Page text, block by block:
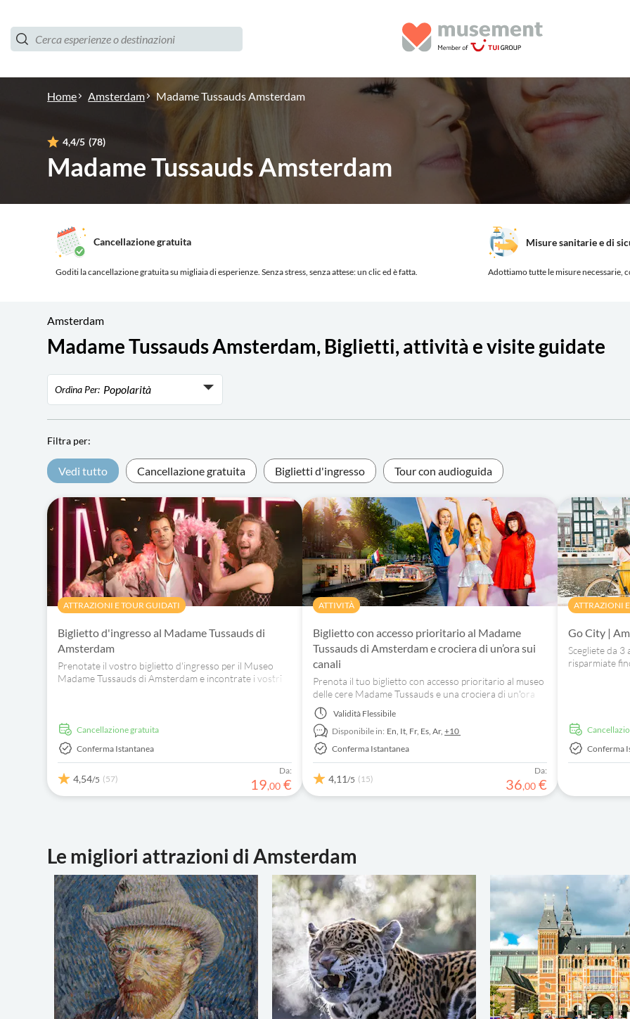
Home Amsterdam Madame Tussauds Amsterdam
4,4/5 (78)
Madame Tussauds Amsterdam
Cancellazione gratuita
Goditi la cancellazione gratuita su migliaia di esperienze. Senza stress, senza attese: un clic ed è fatta.
Misure sanitarie e di
Adottiamo tutte le misure necessarie,
Amsterdam
Madame Tussauds Amsterdam, Biglietti, attività e visite guidate
Ordina Per: Popolarità
Prezzo più basso
Prezzo più alto
Filtra per:
Vedi tutto Cancellazione gratuita Biglietti d'ingresso Tour con audioguida
ATTRAZIONI E TOUR GUIDATI
Biglietto d'ingresso al Madame Tussauds di
Amsterdam
Prenotate il vostro biglietto d'ingresso per il Museo
Madame Tussauds di Amsterdam e incontrate i vostri
Cancellazione gratuita
Conferma Istantanea
4,54/5 (57)
Da:
19,00 €
ATTIVITÀ
Biglietto con accesso prioritario al Madame
Tussauds di Amsterdam e crociera di un’ora sui
canali
Prenota il tuo biglietto con accesso prioritario al museo
delle cere Madame Tussauds e una crociera di un'ora
sui canali per posare con le celebrità e scoprire
Amsterdam dall'acqua.
Validità Flessibile
Disponibile in: En, It, Fr, Es,Ar,+10
Conferma Istantanea
4,11/5 (15)
Da:
36,00 €
ATTRAZIONI
Go City |
Scegliete da
risparmiate
Conferma
Le migliori attrazioni di Amsterdam